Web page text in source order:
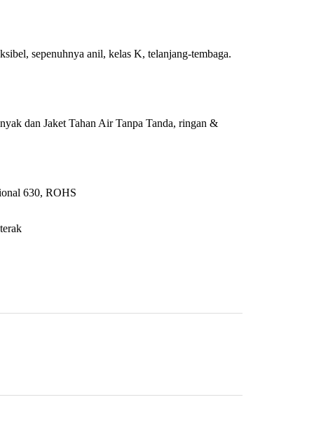
sepenuhnya anil, kelas K, telanjang-tembaga.
dan Jaket Tahan Air Tanpa Tanda, ringan &
630, ROHS